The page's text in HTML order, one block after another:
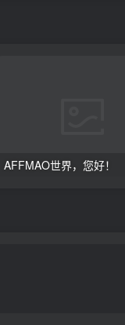
AFFMAO世界，您好！